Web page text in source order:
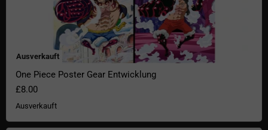
Ausverkauft
One Piece Poster Gear Entwicklung
£8.00
Ausverkauft